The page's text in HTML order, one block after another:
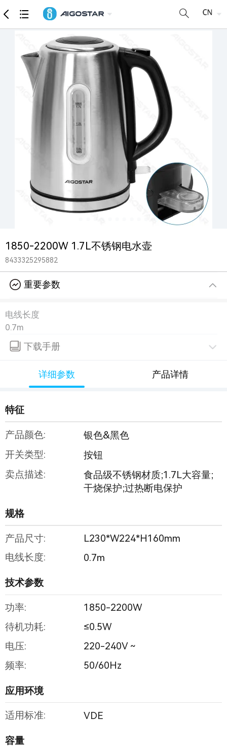
商品 详细参数 推荐
1850-2200W 1.7L不锈钢电水壶
8433325295882
重要参数
电线长度
0.7m
下载手册
详细参数 产品详情
特征
产品颜色:
银色&黑色
开关类型:
按钮
卖点描述:
食品级不锈钢材质;1.7L大容量;
干烧保护;过热断电保护
规格
产品尺寸:
L230*W224*H160mm
电线长度:
0.7m
技术参数
功率:
1850-2200W
待机功耗:
≤0.5W
电压:
220-240V ~
频率:
50/60Hz
应用环境
适用标准: VDE
容量